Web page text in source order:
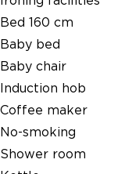
Bed 160 cm
Baby bed
Baby chair
Induction hob
Coffee maker
No-smoking
Shower room